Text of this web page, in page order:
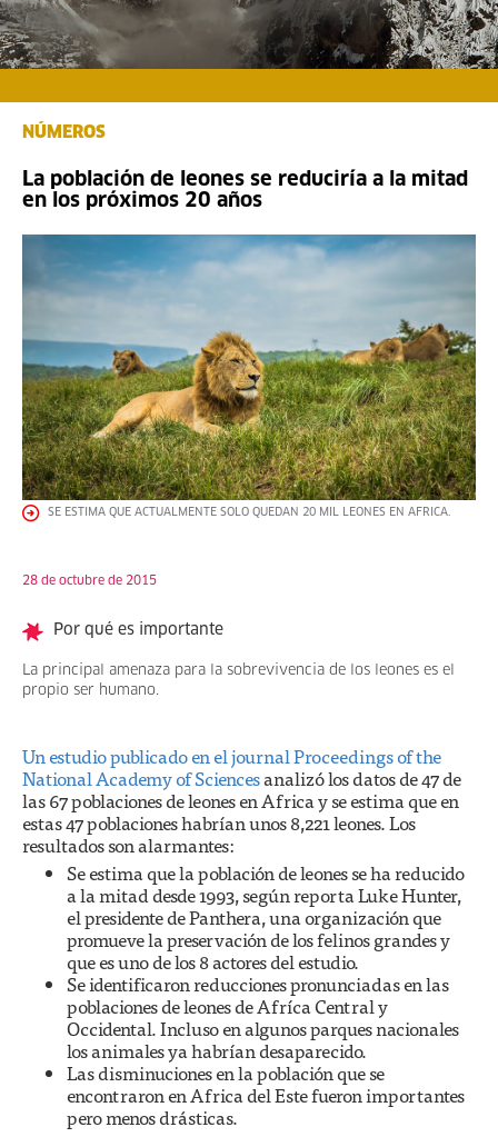
NÚMEROS
La población de leones se reduciría a la mitad
en los próximos 20 años
SE ESTIMA QUE ACTUALMENTE SOLO QUEDAN 20 MIL LEONES EN AFRICA.
28 de octubre de 2015
Por qué es importante
La principal amenaza para la sobrevivencia de los leones es el
propio ser humano.
Un estudio publicado en el journal Proceedings of the
National Academy of Sciencesanalizó los datos de 47 de
las 67 poblaciones de leones en Africa y se estima que en
estas 47 poblaciones habrían unos 8,221 leones. Los
resultados son alarmantes:
Se estima que la población de leones se ha reducido
a la mitad desde 1993, según reporta Luke Hunter,
el presidente de Panthera, una organización que
promueve la preservación de los felinos grandes y
que es uno de los 8 actores del estudio.
Se identificaron reducciones pronunciadas en las
poblaciones de leones de Afríca Central y
Occidental. Incluso en algunos parques nacionales
los animales ya habrían desaparecido.
Las disminuciones en la población que se
encontraron en Africa del Este fueron importantes
pero menos drásticas.